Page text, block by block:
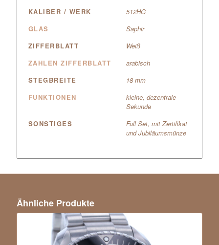
KALIBER / WERK
512HG
GLAS
Saphir
ZIFFERBLATT
Weiß
ZAHLEN ZIFFERBLATT
arabisch
STEGBREITE
18 mm
FUNKTIONEN
kleine, dezentrale
Sekunde
SONSTIGES
Full Set, mit Zertifikat
und Jubiläumsmünze
Ähnliche Produkte